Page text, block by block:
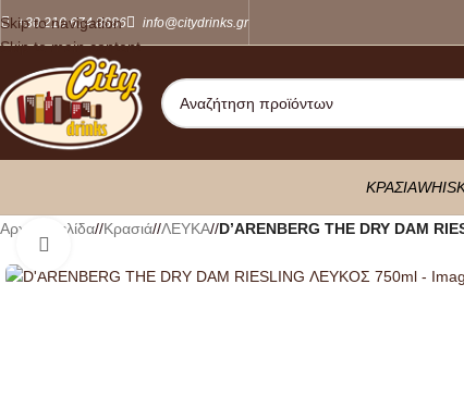
Skip to navigation
Skip to main content
+30 210 674 8886 info@citydrinks.gr
ΚΡΑΣΙΑ
Αρχική σελίδα/ Κρασιά/ ΛΕΥΚΑ/ D’ARENBERG THE DRY DAM